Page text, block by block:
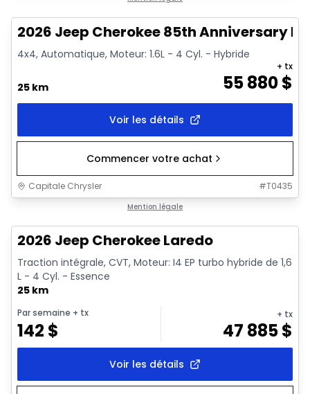
2026 Jeep Cherokee 85th Anniversary
4x4, Automatique, Moteur: 1.6L - 4 Cyl. - Hybride
25 km 55 880$
+ tx
Voir les détails
Commencer votre achat
Capitale Chrysler #T0435
Mention légale
2026 Jeep Cherokee Laredo
Traction intégrale, CVT, Moteur: I4 EP turbo hybride de 1,6
L - 4 Cyl. - Essence
25 km
Par semaine + tx
142 $
+ tx
47 885$
Voir les détails